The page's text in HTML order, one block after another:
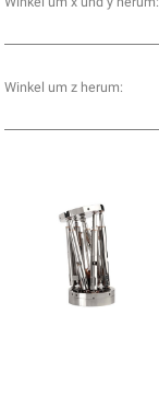
Winkel um z herum: